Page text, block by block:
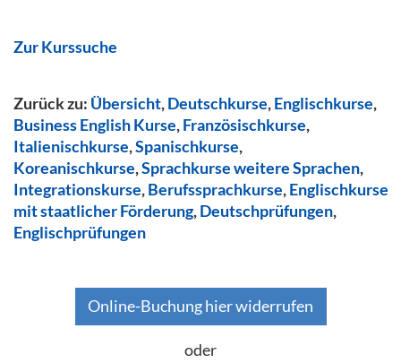
Zur Kurssuche
Zurück zu: Übersicht,Deutschkurse,Englischkurse,
Business English Kurse,Französischkurse,
Italienischkurse,Spanischkurse,
Koreanischkurse,Sprachkurse weitere Sprachen,
Integrationskurse,Berufssprachkurse,Englischkurse
mit staatlicher Förderung,Deutschprüfungen,
Englischprüfungen
Online-Buchung hier widerrufen
oder